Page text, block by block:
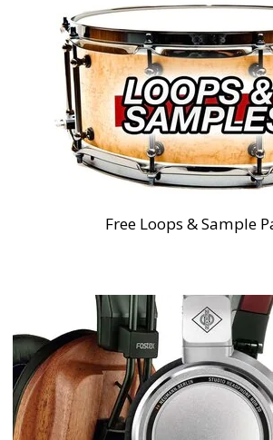
Free Loops & Sample